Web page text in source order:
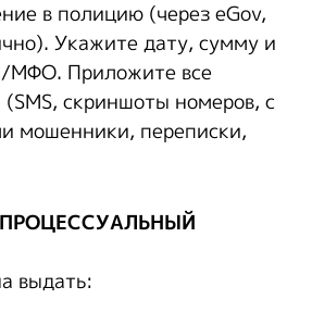
в полицию (через eGov,
Укажите дату, сумму и
МФО. Приложите все
(SMS, скриншоты номеров, с
мошенники, переписки,
выдать: